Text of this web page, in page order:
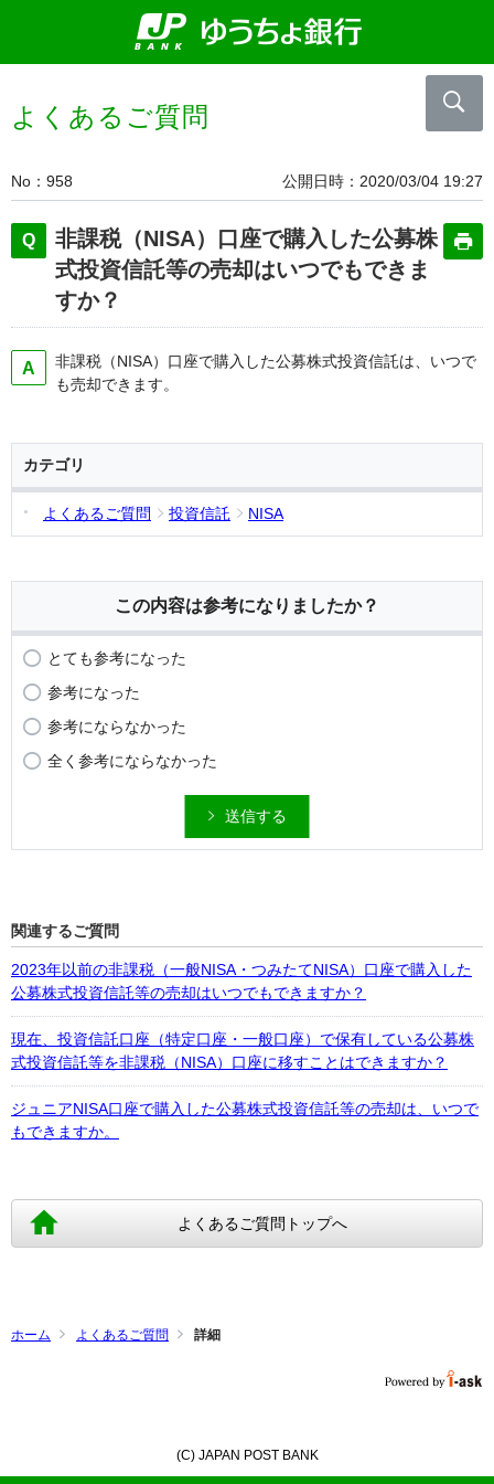
よくあるご質問
No 958 公開日時 2020/03/04 19:27
非課税（NISA）口座で購入した公募株
式投資信託等の売却はいつでもできま
すか？
非課税（NISA）口座で購入した公募株式投資信託は、いつで
も売却できます。
カテゴリ
よくあるご質問 投資信託 NISA
この内容は参考になりましたか？
とても参考になった
参考になった
参考にならなかった
全く参考にならなかった
送信する
関連するご質問
2023年以前の非課税（一般NISA・つみたてNISA）口座で購入した
公募株式投資信託等の売却はいつでもできますか？
現在、投資信託口座（特定口座・一般口座）で保有している公募株
式投資信託等を非課税（NISA）口座に移すことはできますか？
ジュニアNISA口座で購入した公募株式投資信託等の売却は、いつで
もできますか。
よくあるご質問トップへ
ホーム よくあるご質問 詳細
(C) JAPAN POST BANK